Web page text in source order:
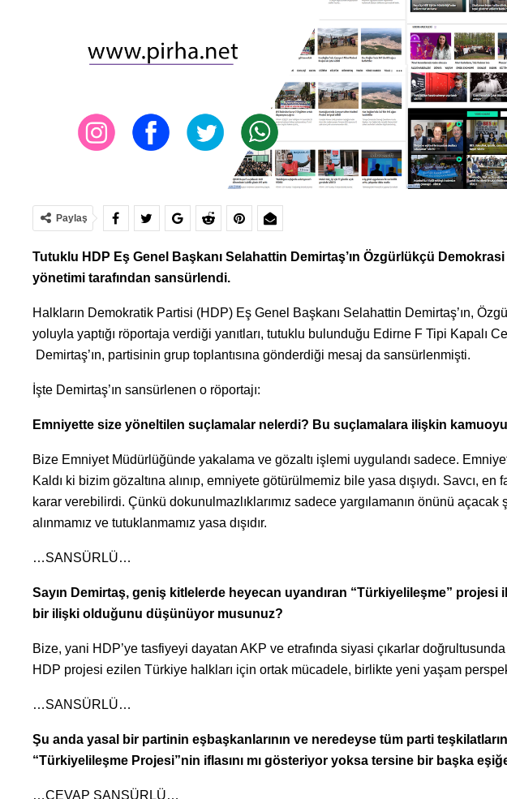
Paylaş
Tutuklu HDP Eş Genel Başkanı Selahattin Demirtaş’ın Özgürlükçü
yönetimi tarafından sansürlendi.
Halkların Demokratik Partisi (HDP) Eş Genel Başkanı Selahattin Demirtaş’ın,
yoluyla yaptığı röportaja verdiği yanıtları, tutuklu bulunduğu Edirne F Tipi Kapalı
Demirtaş’ın, partisinin grup toplantısına gönderdiği mesaj da sansürlenmişti.
İşte Demirtaş’ın sansürlenen o röportajı:
Emniyette size yöneltilen suçlamalar nelerdi? Bu suçlamalara ilişkin
Bize Emniyet Müdürlüğünde yakalama ve gözaltı işlemi uygulandı sadece.
Kaldı ki bizim gözaltına alınıp, emniyete götürülmemiz bile yasa dışıydı. Savcı, en
karar verebilirdi. Çünkü dokunulmazlıklarımız sadece yargılamanın önünü açacak
alınmamız ve tutuklanmamız yasa dışıdır.
…SANSÜRLÜ…
Sayın Demirtaş, geniş kitlelerde heyecan uyandıran “Türkiyelileşme” projesi
bir ilişki olduğunu düşünüyor musunuz?
Bize, yani HDP’ye tasfiyeyi dayatan AKP ve etrafında siyasi çıkarlar doğrultusunda
HDP projesi ezilen Türkiye halkları için ortak mücadele, birlikte yeni yaşam
…SANSÜRLÜ…
Şu anda yasal bir partinin eşbaşkanlarının ve neredeyse tüm parti
“Türkiyelileşme Projesi”nin iflasını mı gösteriyor yoksa tersine bir başka
…CEVAP SANSÜRLÜ…